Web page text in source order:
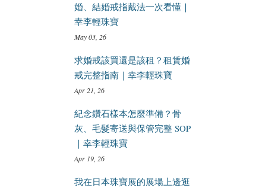
婚、結婚戒指戴法一次看懂｜
幸李輕珠寶
May 03, 26
求婚戒該買還是該租？租賃婚
戒完整指南｜幸李輕珠寶
Apr 21, 26
紀念鑽石樣本怎麼準備？骨
灰、毛髮寄送與保管完整 SOP
｜幸李輕珠寶
Apr 19, 26
我在日本珠寶展的展場上邊逛